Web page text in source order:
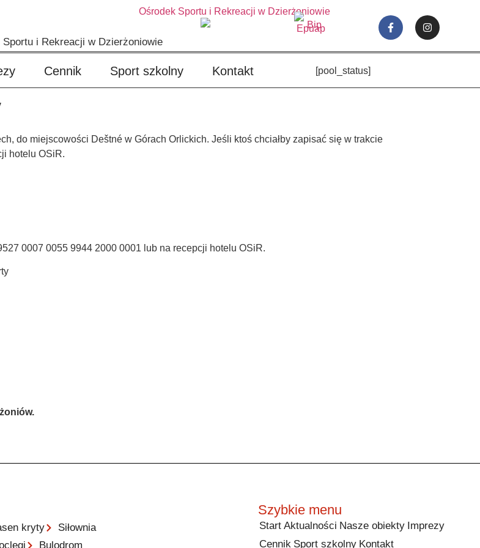
Sportu i Rekreacji w Dzierżoniowie
Cennik Sport szkolny Kontakt [pool_status]
do miejscowości Deštné w Górach Orlickich. Jeśli ktoś chciałby zapisać się w trakcie
hotelu OSiR.
0007 0055 9944 2000 0001 lub na recepcji hotelu OSiR.
kryty
Siłownia
Bulodrom
Szybkie menu
Start Aktualności Nasze obiekty Imprezy
Cennik Sport szkolny Kontakt